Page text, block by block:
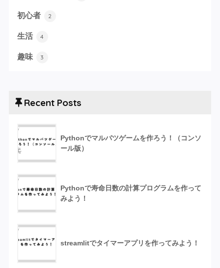
初心者 2
生活 4
趣味 3
Recent Posts
Pythonでマルバツゲームを作ろう！（コンソ
ール版）
Pythonで寿命日数の計算プログラムを作って
みよう！
streamlitでタイマーアプリを作ってみよう！